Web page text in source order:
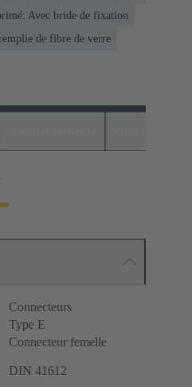
Avec bride de fixation
de fibre de verre
Connecteurs
Type E
Connecteur femelle
DIN 41612